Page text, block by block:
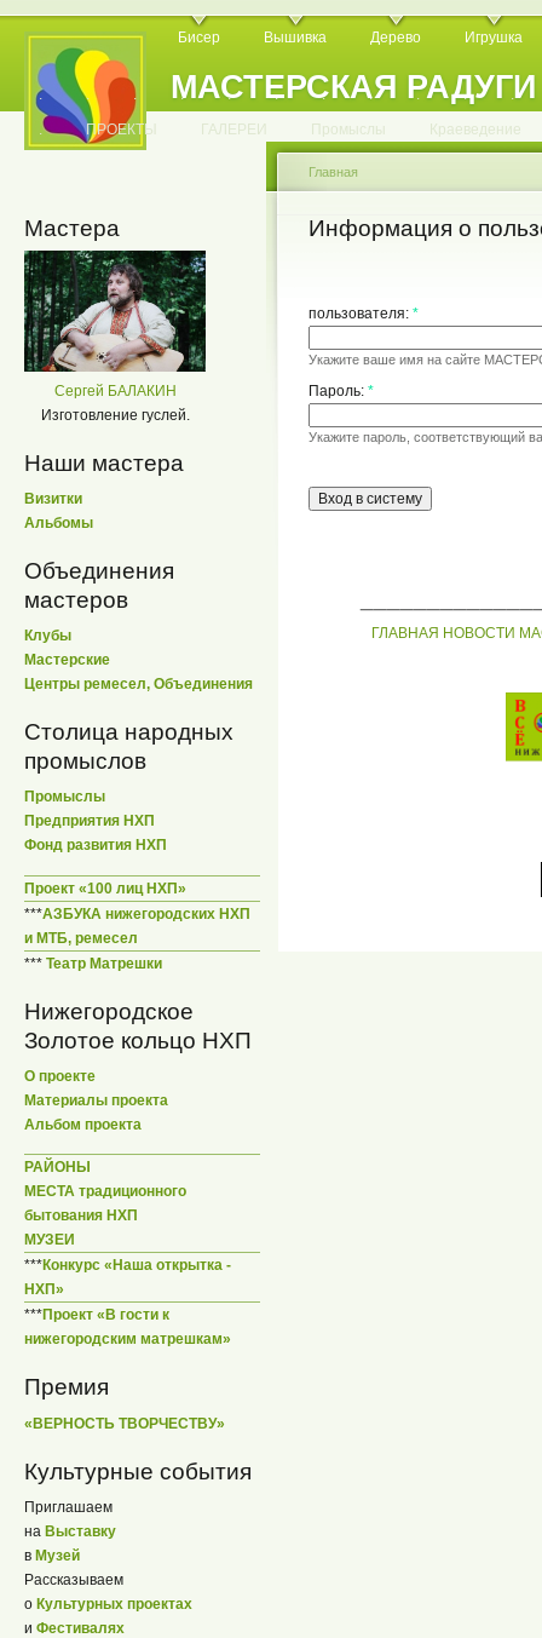
МАСТЕРСКАЯ РАДУГИ
Бисер Вышивка Дерево Игрушка
. . . . . . . . . . .
. ПРОЕКТЫ ГАЛЕРЕИ Промыслы Краеведение
Мастера
Сергей БАЛАКИН
Изготовление гуслей.
Наши мастера
Визитки
Альбомы
Объединения
мастеров
Клубы
Мастерские
Центры ремесел, Объединения
Столица народных
промыслов
Промыслы
Предприятия НХП
Фонд развития НХП
Проект «100 лиц НХП»
***АЗБУКА нижегородских НХП
и МТБ, ремесел
*** Театр Матрешки
Нижегородское
Золотое кольцо НХП
О проекте
Материалы проекта
Альбом проекта
РАЙОНЫ
МЕСТА традиционного
бытования НХП
МУЗЕИ
***Конкурс «Наша открытка -
НХП»
***Проект «В гости к
нижегородским матрешкам»
Премия
«ВЕРНОСТЬ ТВОРЧЕСТВУ»
Культурные события
Приглашаем
на Выставку
в Музей
Рассказываем
о Культурных проектах
и Фестивалях
Главная
Информация о
пользователя: *
Укажите ваше имя на сайте
Пароль: *
Укажите пароль, соответствующий
ГЛАВНАЯ НОВОСТИ